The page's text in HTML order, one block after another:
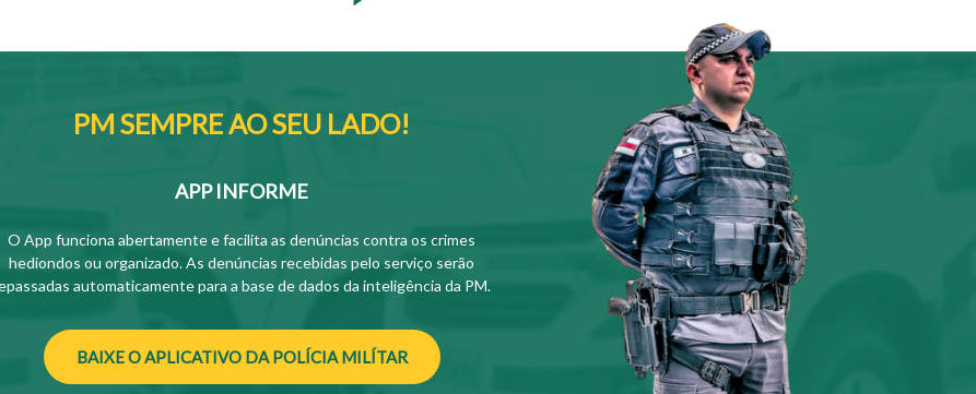
PM SEMPRE AO SEU LADO!
APP INFORME
O App funciona abertamente e facilita as denúncias contra os crimes
hediondos ou organizado. As denúncias recebidas pelo serviço serão
automaticamente para a base de dados da inteligência da PM.
BAIXE O APLICATIVO DA POLÍCIA MILÍTAR